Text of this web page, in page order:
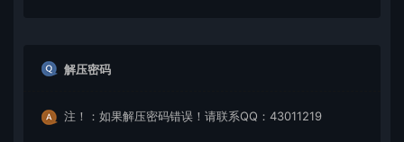
解压密码
注！：如果解压密码错误！请联系QQ：43011219